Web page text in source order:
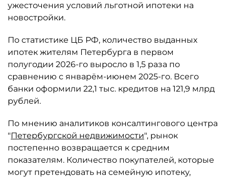
ужесточения условий льготной ипотеки на
новостройки.
По статистике ЦБ РФ, количество выданных
ипотек жителям Петербурга в первом
полугодии 2026-го выросло в 1,5 раза по
сравнению с январём-июнем 2025-го. Всего
банки оформили 22,1 тыс. кредитов на 121,9 млрд
рублей.
По мнению аналитиков консалтингового центра
"Петербургской недвижимости", рынок
постепенно возвращается к средним
показателям. Количество покупателей, которые
могут претендовать на семейную ипотеку,